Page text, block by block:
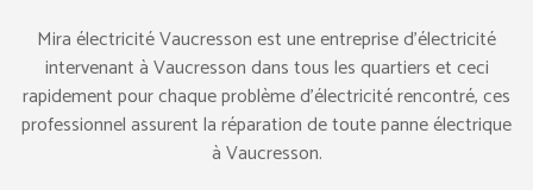
Mira électricité Vaucresson est une entreprise d’électricité
intervenant à Vaucresson dans tous les quartiers et ceci
rapidement pour chaque problème d’électricité rencontré, ces
professionnel assurent la réparation de toute panne électrique
à Vaucresson.